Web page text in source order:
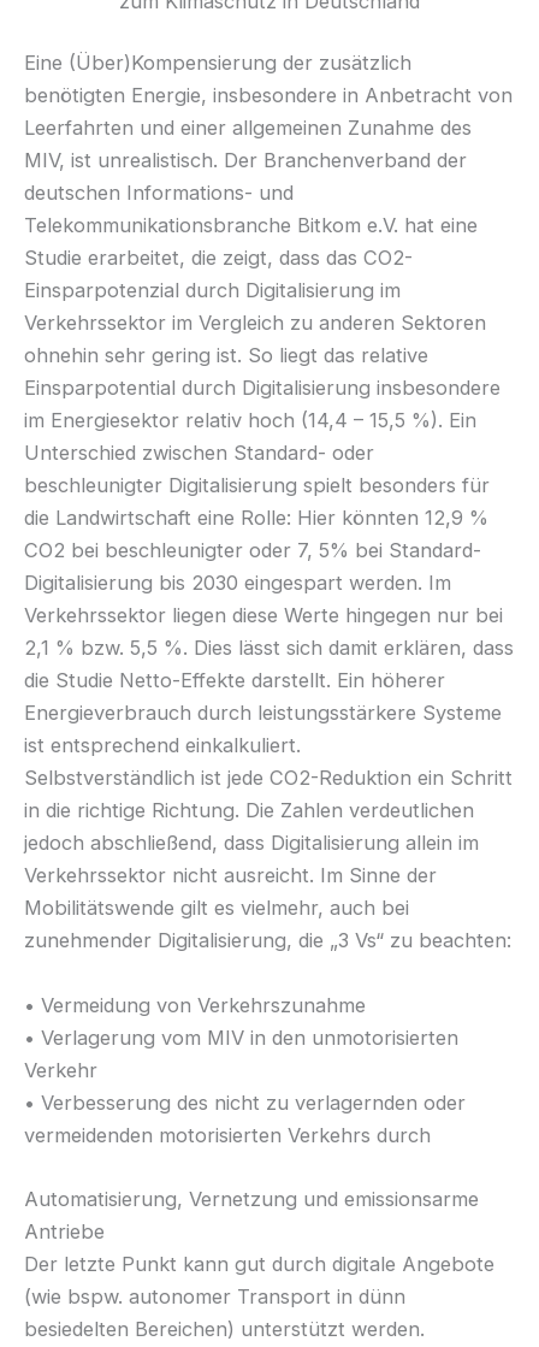
Eine (Über)Kompensierung der zusätzlich
benötigten Energie, insbesondere in Anbetracht von
Leerfahrten und einer allgemeinen Zunahme des
MIV, ist unrealistisch. Der Branchenverband der
deutschen Informations- und
Telekommunikationsbranche Bitkom e.V. hat eine
Studie erarbeitet, die zeigt, dass das CO2-
Einsparpotenzial durch Digitalisierung im
Verkehrssektor im Vergleich zu anderen Sektoren
ohnehin sehr gering ist. So liegt das relative
Einsparpotential durch Digitalisierung insbesondere
im Energiesektor relativ hoch (14,4 – 15,5 %). Ein
Unterschied zwischen Standard- oder
beschleunigter Digitalisierung spielt besonders für
die Landwirtschaft eine Rolle: Hier könnten 12,9 %
CO2 bei beschleunigter oder 7, 5% bei Standard-
Digitalisierung bis 2030 eingespart werden. Im
Verkehrssektor liegen diese Werte hingegen nur bei
2,1 % bzw. 5,5 %. Dies lässt sich damit erklären, dass
die Studie Netto-Effekte darstellt. Ein höherer
Energieverbrauch durch leistungsstärkere Systeme
ist entsprechend einkalkuliert.
Selbstverständlich ist jede CO2-Reduktion ein Schritt
in die richtige Richtung. Die Zahlen verdeutlichen
jedoch abschließend, dass Digitalisierung allein im
Verkehrssektor nicht ausreicht. Im Sinne der
Mobilitätswende gilt es vielmehr, auch bei
zunehmender Digitalisierung, die „3 Vs“ zu beachten:
• Vermeidung von Verkehrszunahme
• Verlagerung vom MIV in den unmotorisierten
Verkehr
• Verbesserung des nicht zu verlagernden oder
vermeidenden motorisierten Verkehrs durch
Automatisierung, Vernetzung und emissionsarme
Antriebe
Der letzte Punkt kann gut durch digitale Angebote
(wie bspw. autonomer Transport in dünn
besiedelten Bereichen) unterstützt werden.